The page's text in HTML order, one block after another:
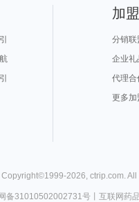
加
分销联
企业礼
代理合
更多加
Copyright©1999-2026 ctrip.com .
备31010502002731号丨 互联网药